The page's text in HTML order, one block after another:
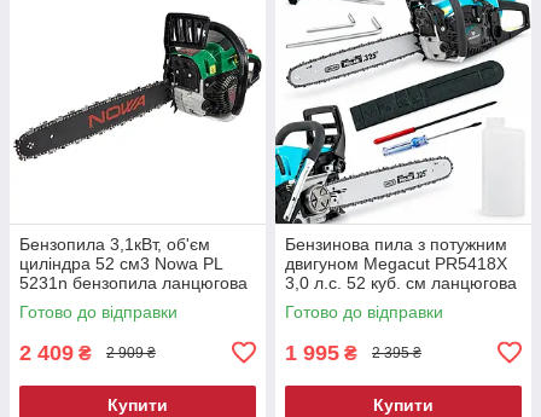
Бензопила 3,1кВт, об'єм
циліндра 52 см3 Nowa PL
5231n бензопила ланцюгова
Готово до відправки
2 409 ₴ 2 909 ₴
Купити
Бензинова пила з потужним
двигуном Megacut PR5418X
3,0 л.с. 52 куб. см ланцюгова
пила бензинова
Готово до відправки
1 995 ₴ 2 395 ₴
Купити